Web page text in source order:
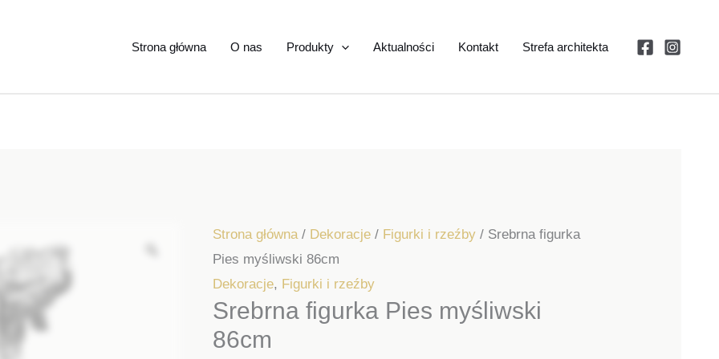
Strona główna O nas Produkty Aktualności Kontakt Strefa architekta
Strona główna/ Dekoracje/ Figurki i rzeźby/ Srebrna figurka
Pies myśliwski 86cm
Dekoracje, Figurki i rzeźby
Srebrna figurka Pies myśliwski
86cm